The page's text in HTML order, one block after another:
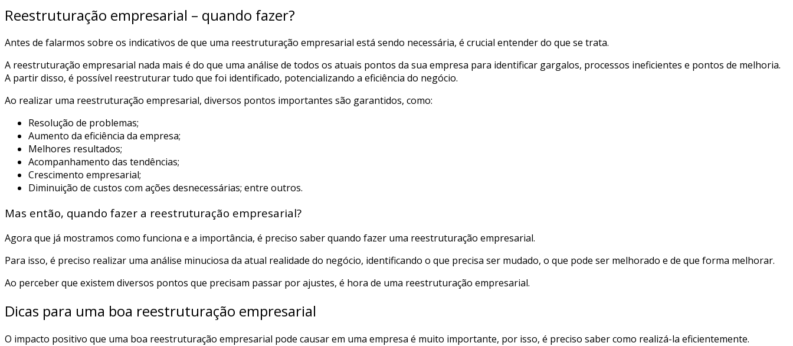
Reestruturação empresarial – quando fazer?
Antes de falarmos sobre os indicativos de que uma reestruturação empresarial está sendo necessária, é crucial entender do que se trata.
A reestruturação empresarial nada mais é do que uma análise de todos os atuais pontos da sua empresa para identificar gargalos, processos ineficientes e pontos de melhoria.
A partir disso, é possível reestruturar tudo que foi identificado, potencializando a eficiência do negócio.
Ao realizar uma reestruturação empresarial, diversos pontos importantes são garantidos, como:
Resolução de problemas;
Aumento da eficiência da empresa;
Melhores resultados;
Acompanhamento das tendências;
Crescimento empresarial;
Diminuição de custos com ações desnecessárias; entre outros.
Mas então, quando fazer a reestruturação empresarial?
Agora que já mostramos como funciona e a importância, é preciso saber quando fazer uma reestruturação empresarial.
Para isso, é preciso realizar uma análise minuciosa da atual realidade do negócio, identificando o que precisa ser mudado, o que pode ser melhorado e de que forma melhorar.
Ao perceber que existem diversos pontos que precisam passar por ajustes, é hora de uma reestruturação empresarial.
Dicas para uma boa reestruturação empresarial
O impacto positivo que uma boa reestruturação empresarial pode causar em uma empresa é muito importante, por isso, é preciso saber como realizá-la eficientemente.